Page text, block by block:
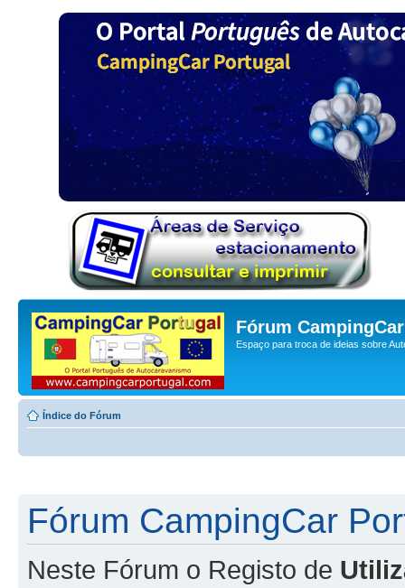
Fórum
Espaço para troca de ideias sobre
Índice do Fórum
Fórum CampingCar
Neste Fórum o Registo de